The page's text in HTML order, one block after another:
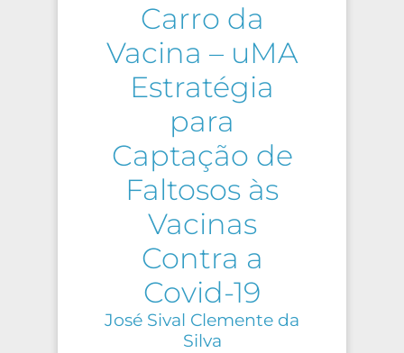
Carro da
Vacina – uMA
Estratégia
para
Captação de
Faltosos às
Vacinas
Contra a
Covid-19
José Sival Clemente da
Silva